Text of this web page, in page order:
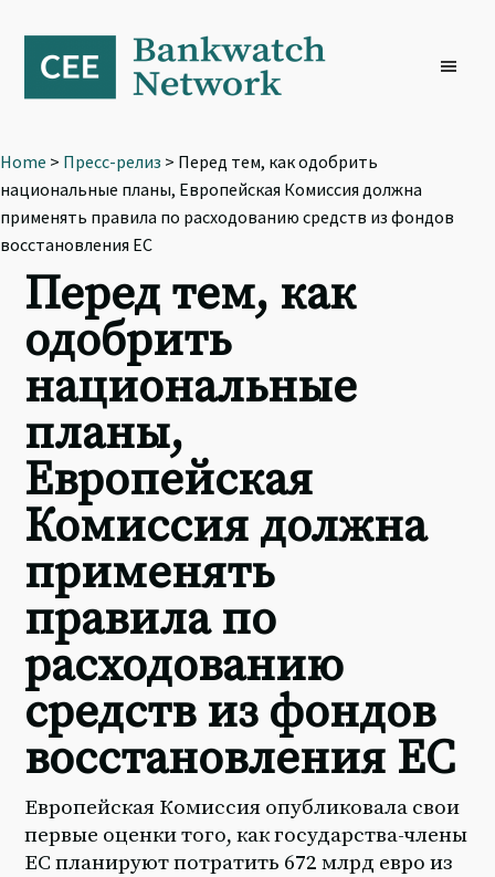
primary
navigation
content
footer
Home > Пресс-релиз > Перед тем, как одобрить
национальные планы, Европейская Комиссия должна
применять правила по расходованию средств из фондов
восстановления ЕС
Перед тем, как
одобрить
национальные
планы,
Европейская
Комиссия должна
применять
правила по
расходованию
средств из фондов
восстановления ЕС
Европейская Комиссия опубликовала свои
первые оценки того, как государства-члены
ЕС планируют потратить 672 млрд евро из